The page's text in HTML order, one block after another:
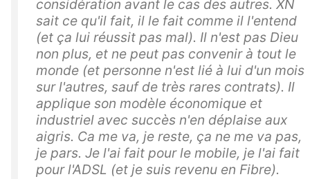
considération avant le cas des autres. XN
sait ce qu'il fait, il le fait comme il l'entend
(et ça lui réussit pas mal). Il n'est pas Dieu
non plus, et ne peut pas convenir à tout le
monde (et personne n'est lié à lui d'un mois
sur l'autres, sauf de très rares contrats). Il
applique son modèle économique et
industriel avec succès n'en déplaise aux
aigris. Ca me va, je reste, ça ne me va pas,
je pars. Je l'ai fait pour le mobile, je l'ai fait
pour l'ADSL (et je suis revenu en Fibre).